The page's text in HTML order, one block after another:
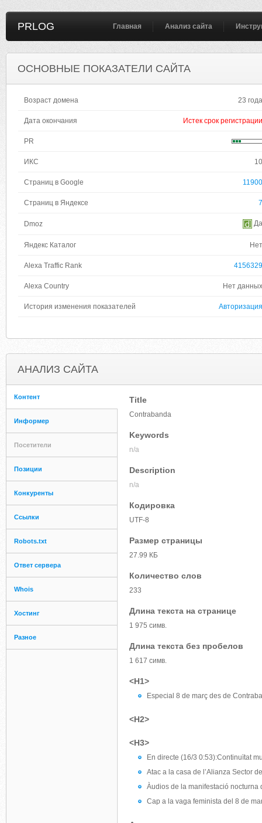
PRLOG Главная Анализ сайта
ОСНОВНЫЕ ПОКАЗАТЕЛИ САЙТА
Возраст домена 23 года
Дата окончания Истек срок регистрации
PR
ИКС 10
Страниц в Google 11900
Страниц в Яндексе 7
Dmoz Да
Яндекс Каталог Нет
Alexa Traffic Rank 4156329
Alexa Country Нет данных
История изменения показателей Авторизация
АНАЛИЗ САЙТА
Контент
Информер
Посетители
Позиции
Конкуренты
Ссылки
Robots.txt
Ответ сервера
Whois
Хостинг
Разное
Title
Contrabanda
Keywords
n/a
Description
n/a
Кодировка
UTF-8
Размер страницы
27.99 КБ
Количество слов
233
Длина текста на странице
1 975 симв.
Длина текста без пробелов
1 617 симв.
<H1>
Especial 8 de març des de
<H2>
<H3>
En directe (16/3 0:53):Continuïtat
Atac a la casa de l’Alianza Sector
Àudios de la manifestació nocturna
Cap a la vaga feminista del 8 de